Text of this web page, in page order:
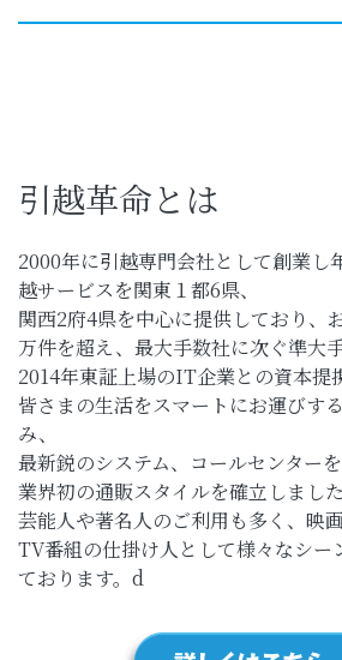
引越革命とは
2000年に引越専門会社として創業し
越サービスを関東１都6県、
関西2府4県を中心に提供しており、
万件を超え、最大手数社に次ぐ準大
2014年東証上場のIT企業との資本
皆さまの生活をスマートにお運びす
み、
最新鋭のシステム、コールセンター
業界初の通販スタイルを確立しました
芸能人や著名人のご利用も多く、映
TV番組の仕掛け人として様々なシー
ております。d